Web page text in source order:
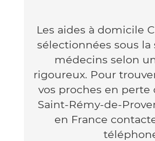
Les aides à domicile
sélectionnées sous la
médecins selon
rigoureux. Pour
vos proches en perte
Saint-Rémy-de-
en France